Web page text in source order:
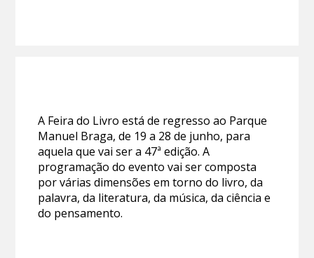
A Feira do Livro está de regresso ao Parque
Manuel Braga, de 19 a 28 de junho, para
aquela que vai ser a 47ª edição. A
programação do evento vai ser composta
por várias dimensões em torno do livro, da
palavra, da literatura, da música, da ciência e
do pensamento.